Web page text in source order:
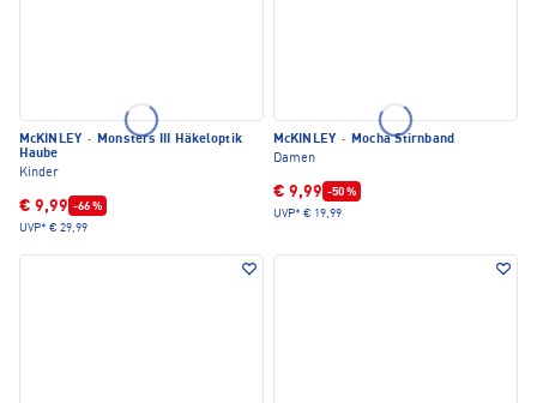
McKINLEY · Monsters III Häkeloptik
Haube
Kinder
€ 9,99 -66 %
UVP* € 29,99
McKINLEY · Mocha Stirnband
Damen
€ 9,99 -50 %
UVP* € 19,99